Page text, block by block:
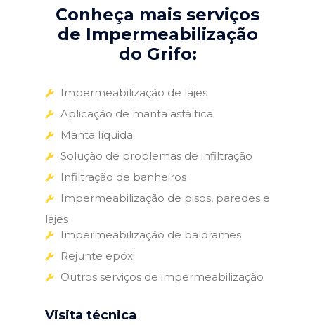
Conheça mais serviços
de Impermeabilização
do Grifo:
Impermeabilização de lajes
Aplicação de manta asfáltica
Manta líquida
Solução de problemas de infiltração
Infiltração de banheiros
Impermeabilização de pisos, paredes e
lajes
Impermeabilização de baldrames
Rejunte epóxi
Outros serviços de impermeabilização
Visita técnica